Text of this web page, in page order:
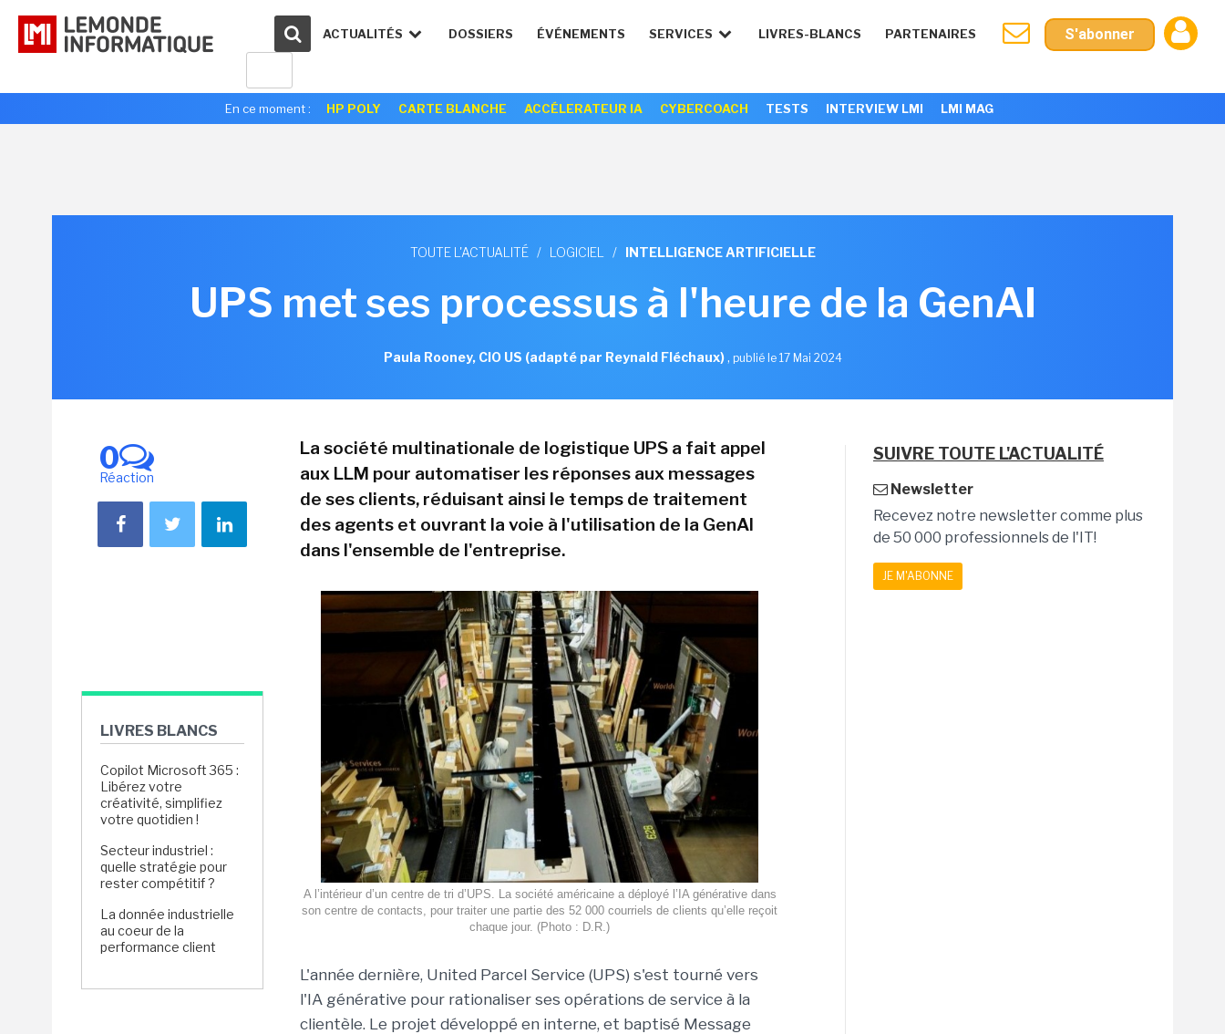
ACTUALITÉS DOSSIERS ÉVÉNEMENTS SERVICES LIVRES-BLANCS PARTENAIRES S'abonner
En ce moment : HP POLY CARTE BLANCHE ACCÉLERATEUR IA CYBERCOACH TESTS INTERVIEW LMI LMI MAG
TOUTE L'ACTUALITÉ / LOGICIEL / INTELLIGENCE ARTIFICIELLE
UPS met ses processus à l'heure de la GenAI
Paula Rooney, CIO US (adapté par Reynald Fléchaux), publié le 17 Mai 2024
0
Réaction
LIVRES BLANCS
Copilot Microsoft 365 :
Libérez votre
créativité, simplifiez
votre quotidien !
Secteur industriel :
quelle stratégie pour
rester compétitif ?
La donnée industrielle
au coeur de la
performance client
La société multinationale de logistique UPS a fait appel
aux LLM pour automatiser les réponses aux messages
de ses clients, réduisant ainsi le temps de traitement
des agents et ouvrant la voie à l'utilisation de la GenAI
dans l'ensemble de l'entreprise.
A l’intérieur d’un centre de tri d’UPS. La société américaine a déployé l’IA générative dans
son centre de contacts, pour traiter une partie des 52 000 courriels de clients qu’elle reçoit
chaque jour. (Photo : D.R.)
L'année dernière, United Parcel Service (UPS) s'est tourné vers
l'IA générative pour rationaliser ses opérations de service à la
clientèle. Le projet développé en interne, et baptisé Message
SUIVRE TOUTE L'ACTUALITÉ
Newsletter
Recevez notre newsletter comme plus
de 50 000 professionnels de l'IT!
JE M'ABONNE